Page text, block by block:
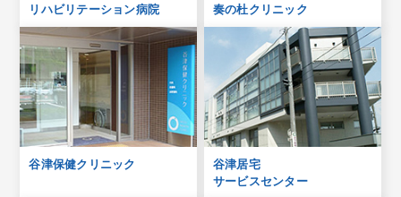
リハビリテーション病院
奏の杜クリニック
谷津保健クリニック
谷津居宅
サービスセンター